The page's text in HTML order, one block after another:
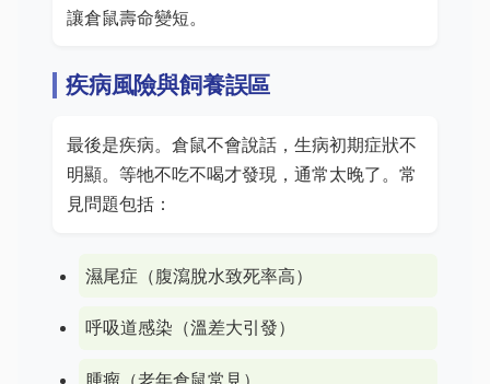
讓倉鼠壽命變短。
疾病風險與飼養誤區
最後是疾病。倉鼠不會說話，生病初期症狀不
明顯。等牠不吃不喝才發現，通常太晚了。常
見問題包括：
濕尾症（腹瀉脫水致死率高）
呼吸道感染（溫差大引發）